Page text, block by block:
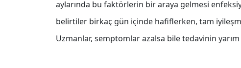
aylarında bu faktörlerin bir araya gelmesi
belirtiler birkaç gün içinde hafiflerken, tam
Uzmanlar, semptomlar azalsa bile tedavinin